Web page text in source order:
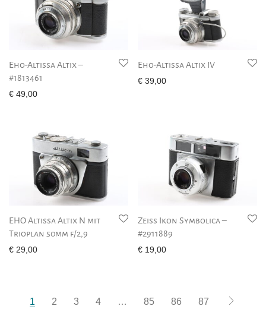
Eho-Altissa Altix –
#1813461
€ 49,00
Eho-Altissa Altix IV
€ 39,00
EHO Altissa Altix N mit
Trioplan 50mm f/2,9
€ 29,00
Zeiss Ikon Symbolica –
#2911889
€ 19,00
1 2 3 4 … 85 86 87